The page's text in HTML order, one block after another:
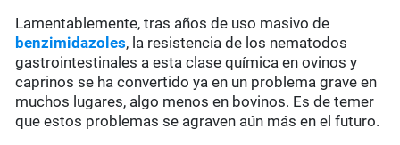
Lamentablemente, tras años de uso masivo de
benzimidazoles, la resistencia de los nematodos
gastrointestinales a esta clase química en ovinos y
caprinos se ha convertido ya en un problema grave en
muchos lugares, algo menos en bovinos. Es de temer
que estos problemas se agraven aún más en el futuro.